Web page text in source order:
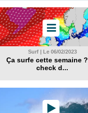
Surf | Le 06/02/2023
Ça surfe cette semaine
check d...